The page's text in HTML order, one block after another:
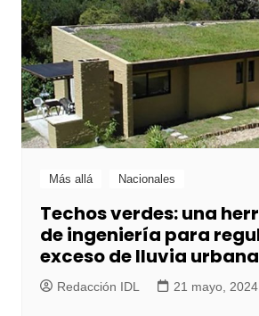
Más allá Nacionales
Techos verdes: una
de ingeniería para
exceso de lluvia urbana
Redacción IDL 21 mayo, 2024